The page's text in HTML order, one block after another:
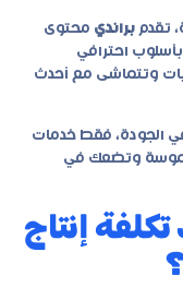
تقدم براندي محتوى
احترافي
وتتماشى مع أحدث
في الجودة، فقط خدمات
وتضعك في
إنتاج